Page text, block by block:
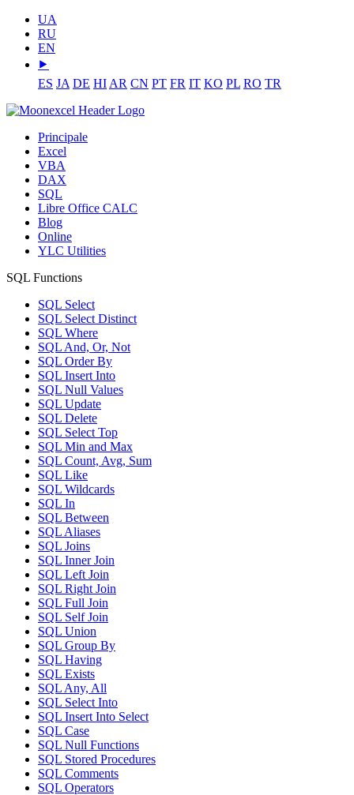
UA
RU
EN
⯈
ES JA DE HI AR CN PT FR IT KO PL RO TR
Principale
Excel
VBA
DAX
SQL
Libre Office CALC
Blog
Online
YLC Utilities
SQL Functions
SQL Select
SQL Select Distinct
SQL Where
SQL And, Or, Not
SQL Order By
SQL Insert Into
SQL Null Values
SQL Update
SQL Delete
SQL Select Top
SQL Min and Max
SQL Count, Avg, Sum
SQL Like
SQL Wildcards
SQL In
SQL Between
SQL Aliases
SQL Joins
SQL Inner Join
SQL Left Join
SQL Right Join
SQL Full Join
SQL Self Join
SQL Union
SQL Group By
SQL Having
SQL Exists
SQL Any, All
SQL Select Into
SQL Insert Into Select
SQL Case
SQL Null Functions
SQL Stored Procedures
SQL Comments
SQL Operators